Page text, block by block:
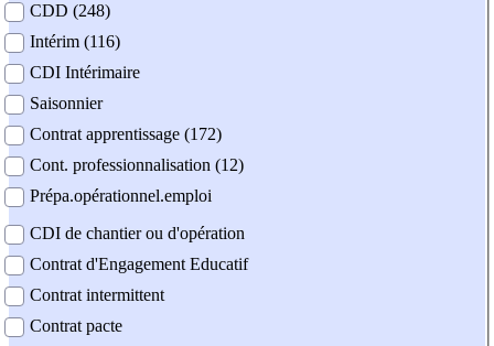
CDD (248)
Intérim (116)
CDI Intérimaire
Saisonnier
Contrat apprentissage (172)
Cont. professionnalisation (12)
Prépa.opérationnel.emploi
CDI de chantier ou d'opération
Contrat d'Engagement Educatif
Contrat intermittent
Contrat pacte